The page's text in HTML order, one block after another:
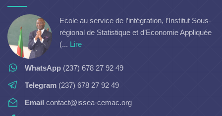
Ecole au service de l’intégration, l’Institut Sous-
régional de Statistique et d’Economie Appliquée
(... Lire
WhatsApp (237) 678 27 92 49
Telegram (237) 678 27 92 49
Email contact@issea-cemac.org